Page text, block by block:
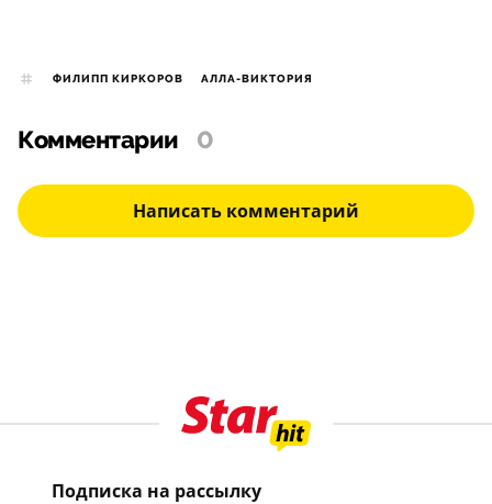
ФИЛИПП КИРКОРОВ АЛЛА-ВИКТОРИЯ
Комментарии 0
Написать комментарий
Подписка на рассылку